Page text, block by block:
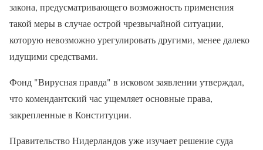
закона, предусматривающего возможность применения
такой меры в случае острой чрезвычайной ситуации,
которую невозможно урегулировать другими, менее далеко
идущими средствами.
Фонд "Вирусная правда" в исковом заявлении утверждал,
что комендантский час ущемляет основные права,
закрепленные в Конституции.
Правительство Нидерландов уже изучает решение суда